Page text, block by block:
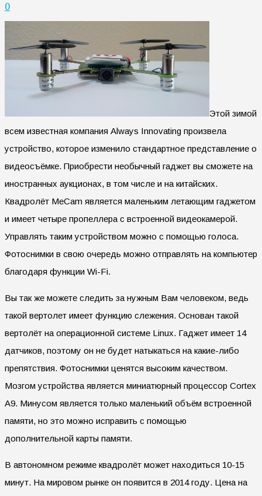
0
Этой зимой
всем известная компания Always Innovating произвела
устройство, которое изменило стандартное представление о
видеосъёмке. Приобрести необычный гаджет вы сможете на
иностранных аукционах, в том числе и на китайских.
Квадролёт MeCam является маленьким летающим гаджетом
и имеет четыре пропеллера с встроенной видеокамерой.
Управлять таким устройством можно с помощью голоса.
Фотоснимки в свою очередь можно отправлять на компьютер
благодаря функции Wi-Fi.
Вы так же можете следить за нужным Вам человеком, ведь
такой вертолет имеет функцию слежения. Основан такой
вертолёт на операционной системе Linux. Гаджет имеет 14
датчиков, поэтому он не будет натыкаться на какие-либо
препятствия. Фотоснимки ценятся высоким качеством.
Мозгом устройства является миниатюрный процессор Cortex
A9. Минусом является только маленький объём встроенной
памяти, но это можно исправить с помощью
дополнительной карты памяти.
В автономном режиме квадролёт может находиться 10-15
минут. На мировом рынке он появится в 2014 году. Цена на